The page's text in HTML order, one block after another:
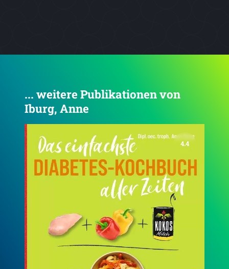
... weitere Publikationen von
Iburg, Anne
4.3